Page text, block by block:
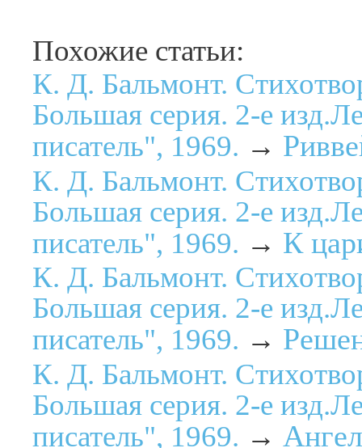
Похожие статьи:
К. Д. Бальмонт.
Большая серия. 2-е
писатель", 1969. →
К. Д. Бальмонт.
Большая серия. 2-е
писатель", 1969. → К
К. Д. Бальмонт.
Большая серия. 2-е
писатель", 1969. →
К. Д. Бальмонт.
Большая серия. 2-е
писатель", 1969. →